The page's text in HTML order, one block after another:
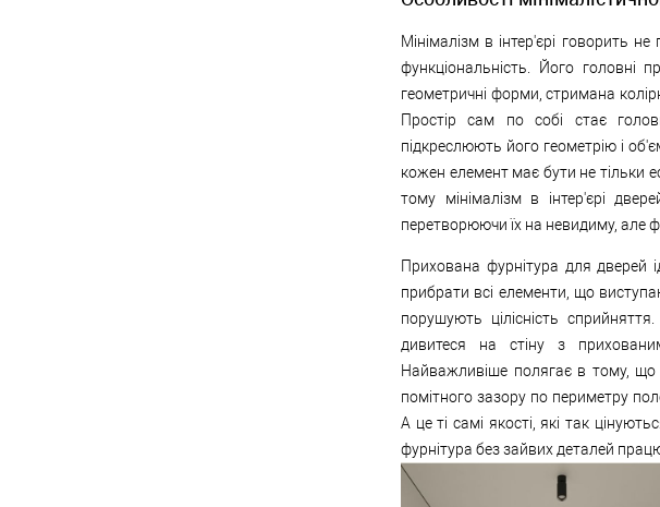
Мінімалізм в інтер'єрі говорить
функціональність. Його головні
геометричні форми, стримана
Простір сам по собі стає
підкреслюють його геометрію і
кожен елемент має бути не тільки
тому мінімалізм в інтер'єрі
перетворюючи їх на невидиму, але
Прихована фурнітура для дверей
прибрати всі елементи, що
порушують цілісність
дивитеся на стіну з
Найважливіше полягає в тому, що
помітного зазору по периметру
А це ті самі якості, які так
фурнітура без зайвих деталей